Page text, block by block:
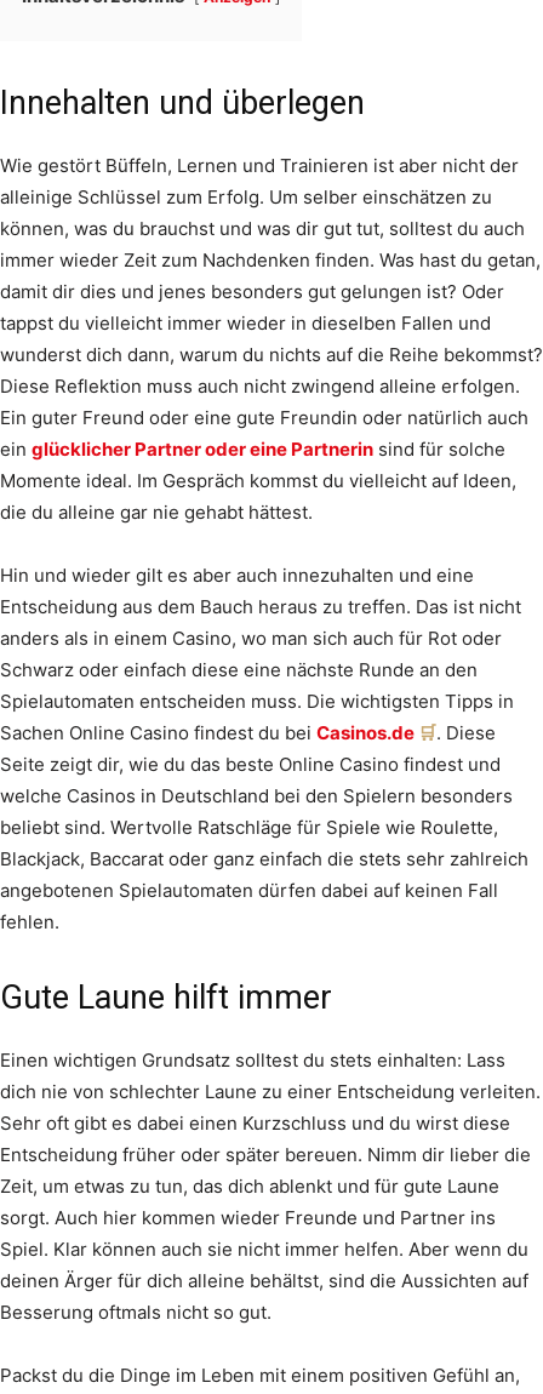
Innehalten und überlegen
Wie gestört Büffeln, Lernen und Trainieren ist aber nicht der
alleinige Schlüssel zum Erfolg. Um selber einschätzen zu
können, was du brauchst und was dir gut tut, solltest du auch
immer wieder Zeit zum Nachdenken finden. Was hast du getan,
damit dir dies und jenes besonders gut gelungen ist? Oder
tappst du vielleicht immer wieder in dieselben Fallen und
wunderst dich dann, warum du nichts auf die Reihe bekommst?
Diese Reflektion muss auch nicht zwingend alleine erfolgen.
Ein guter Freund oder eine gute Freundin oder natürlich auch
ein glücklicher Partner oder eine Partnerin sind für solche
Momente ideal. Im Gespräch kommst du vielleicht auf Ideen,
die du alleine gar nie gehabt hättest.
Hin und wieder gilt es aber auch innezuhalten und eine
Entscheidung aus dem Bauch heraus zu treffen. Das ist nicht
anders als in einem Casino, wo man sich auch für Rot oder
Schwarz oder einfach diese eine nächste Runde an den
Spielautomaten entscheiden muss. Die wichtigsten Tipps in
Sachen Online Casino findest du bei Casinos.de
. Diese
Seite zeigt dir, wie du das beste Online Casino findest und
welche Casinos in Deutschland bei den Spielern besonders
beliebt sind. Wertvolle Ratschläge für Spiele wie Roulette,
Blackjack, Baccarat oder ganz einfach die stets sehr zahlreich
angebotenen Spielautomaten dürfen dabei auf keinen Fall
fehlen.
Gute Laune hilft immer
Einen wichtigen Grundsatz solltest du stets einhalten: Lass
dich nie von schlechter Laune zu einer Entscheidung verleiten.
Sehr oft gibt es dabei einen Kurzschluss und du wirst diese
Entscheidung früher oder später bereuen. Nimm dir lieber die
Zeit, um etwas zu tun, das dich ablenkt und für gute Laune
sorgt. Auch hier kommen wieder Freunde und Partner ins
Spiel. Klar können auch sie nicht immer helfen. Aber wenn du
deinen Ärger für dich alleine behältst, sind die Aussichten auf
Besserung oftmals nicht so gut.
Packst du die Dinge im Leben mit einem positiven Gefühl an,